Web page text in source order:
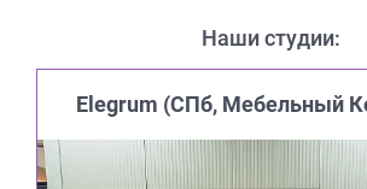
Наши студии:
Elegrum (CПб, Мебельный